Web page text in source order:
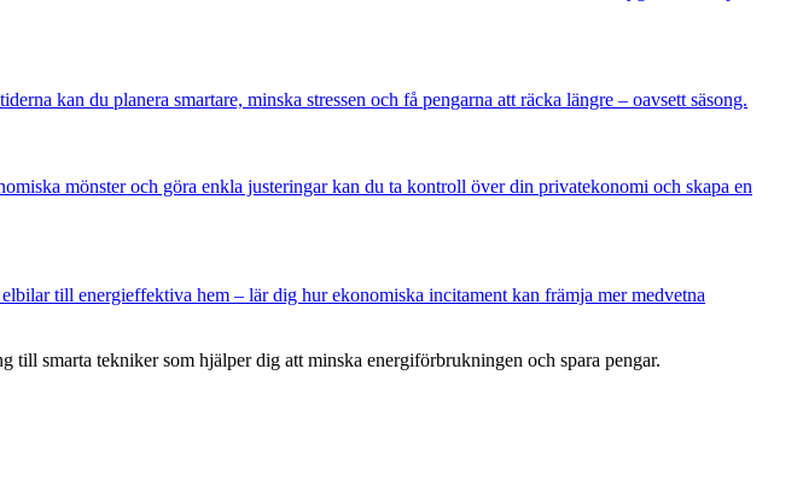
kan du planera smartare, minska stressen och få pengarna att räcka längre – oavsett säsong.
mönster och göra enkla justeringar kan du ta kontroll över din privatekonomi och skapa en
till energieffektiva hem – lär dig hur ekonomiska incitament kan främja mer medvetna
smarta tekniker som hjälper dig att minska energiförbrukningen och spara pengar.